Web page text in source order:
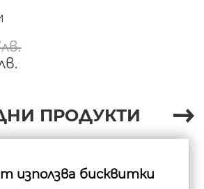
ПРОДУКТИ
използва бисквитки